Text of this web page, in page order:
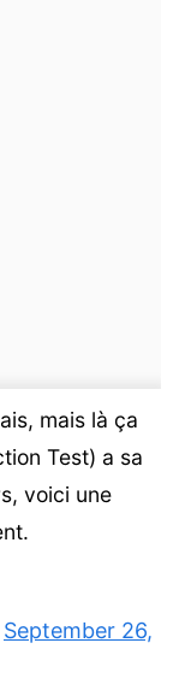
mais là ça
Test) a sa
voici une
September 26,